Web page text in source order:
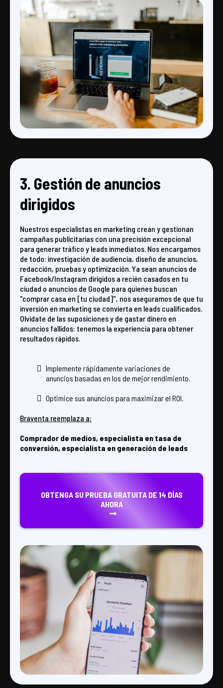
3. Gestión de anuncios
dirigidos
Nuestros especialistas en marketing crean y gestionan
campañas publicitarias con una precisión excepcional
para generar tráfico y leads inmediatos. Nos encargamos
de todo: investigación de audiencia, diseño de anuncios,
redacción, pruebas y optimización. Ya sean anuncios de
Facebook/Instagram dirigidos a recién casados ​​en tu
ciudad o anuncios de Google para quienes buscan
"comprar casa en [tu ciudad]", nos aseguramos de que tu
inversión en marketing se convierta en leads cualificados.
Olvídate de las suposiciones y de gastar dinero en
anuncios fallidos: tenemos la experiencia para obtener
resultados rápidos.
Implemente rápidamente variaciones de
anuncios basadas en los de mejor rendimiento.
Optimice sus anuncios para maximizar el ROI.
Braventa reemplaza a:
Comprador de medios, especialista en tasa de
conversión, especialista en generación de leads
OBTENGA SU PRUEBA GRATUITA DE 14 DÍAS
AHORA